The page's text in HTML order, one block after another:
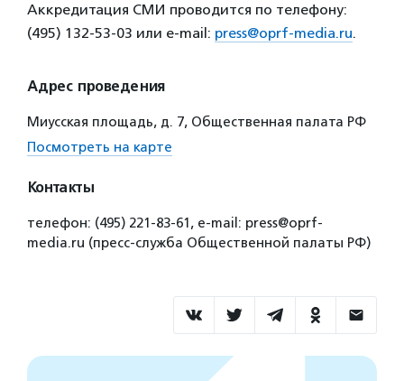
Аккредитация СМИ проводится по телефону:
(495) 132-53-03 или e-mail: press@oprf-media.ru.
Адрес проведения
Миусская площадь, д. 7, Общественная палата РФ
Посмотреть на карте
Контакты
телефон: (495) 221-83-61, e-mail: press@oprf-
media.ru (пресс-служба Общественной палаты РФ)